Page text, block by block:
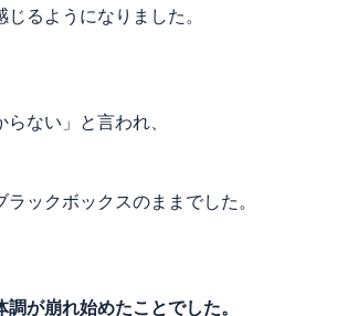
じるようになりました。
らない」と言われ、
ラックボックスのままでした。
が崩れ始めたことでした。